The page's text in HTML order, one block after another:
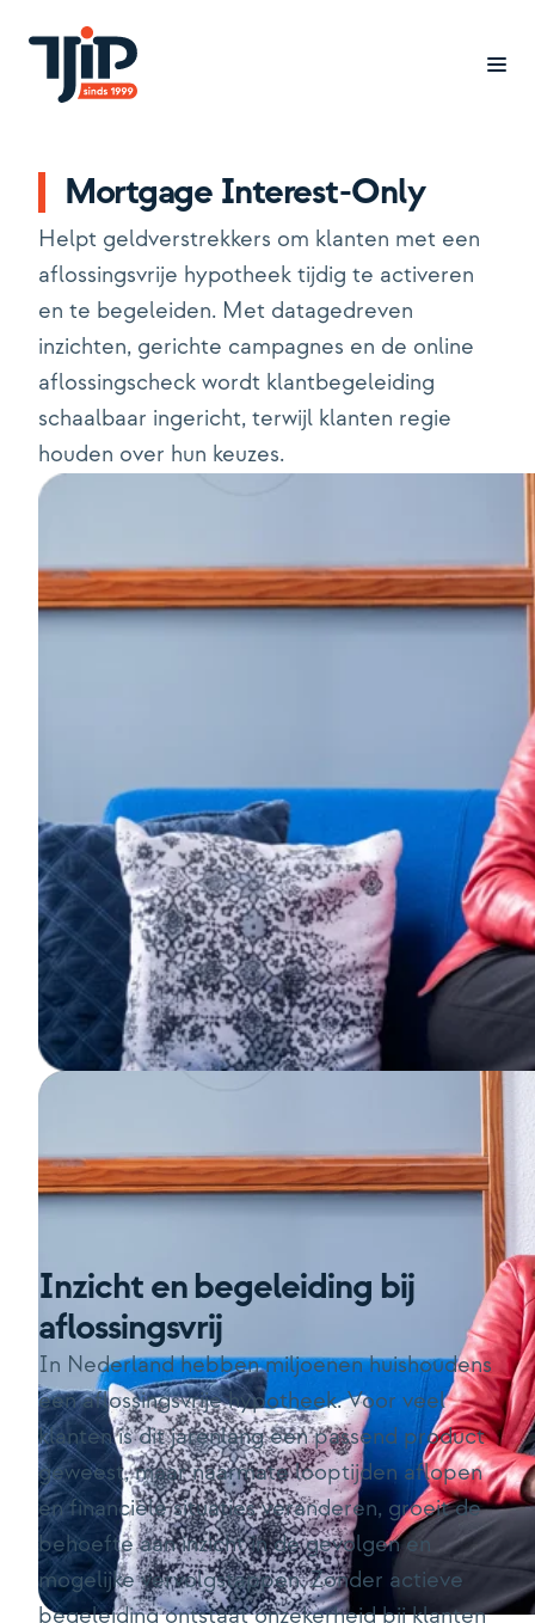
Branches
Cases
Oplossingen
Inzicht
Over ons
Mortgage Interest-Only
Helpt geldverstrekkers om klanten met een
aflossingsvrije hypotheek tijdig te activeren
en te begeleiden. Met datagedreven
inzichten, gerichte campagnes en de online
aflossingscheck wordt klantbegeleiding
schaalbaar ingericht, terwijl klanten regie
houden over hun keuzes.
Inzicht en begeleiding bij
aflossingsvrij
In Nederland hebben miljoenen huishoudens
een aflossingsvrije hypotheek. Voor veel
klanten is dit jarenlang een passend product
geweest, maar naarmate looptijden aflopen
en financiële situaties veranderen, groeit de
behoefte aan inzicht in de gevolgen en
mogelijke vervolgstappen. Zonder actieve
begeleiding ontstaat onzekerheid bij klanten